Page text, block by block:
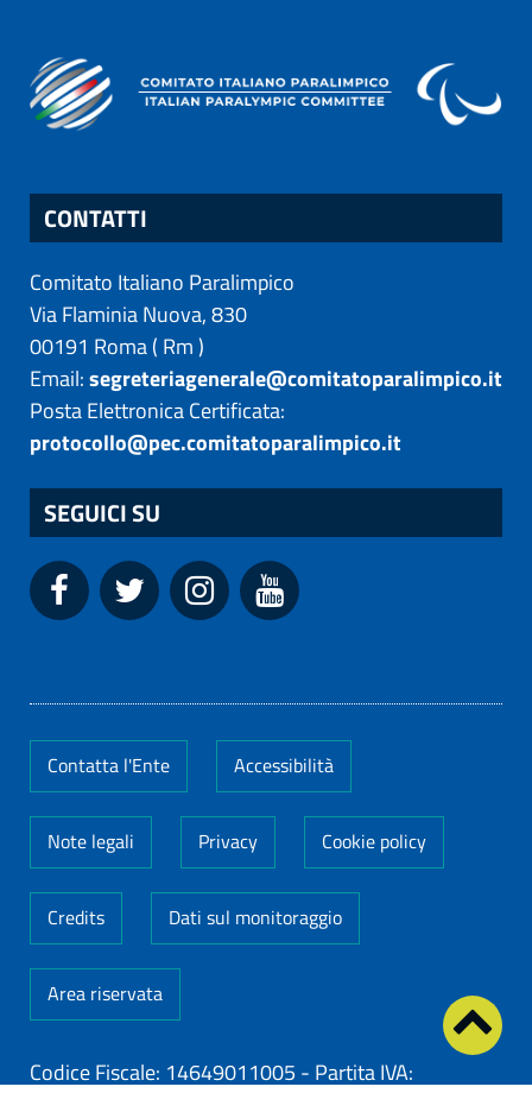
CONTATTI
Comitato Italiano Paralimpico
Via Flaminia Nuova, 830
00191 Roma( Rm)
Email:segreteriagenerale@comitatoparalimpico.it
Posta Elettronica Certificata:
protocollo@pec.comitatoparalimpico.it
SEGUICI SU
Contatta l'Ente Accessibilità
Note legali Privacy Cookie policy
Credits Dati sul monitoraggio
Area riservata
Codice Fiscale: 14649011005 - Partita IVA: